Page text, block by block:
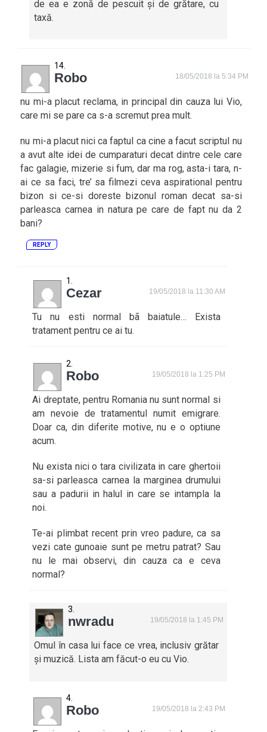
de ea e zonă de pescuit și de grătare, cu
taxă.
Robo 18/05/2018 la 5:34 PM
nu mi-a placut reclama, in principal din cauza lui Vio,
care mi se pare ca s-a scremut prea mult.
nu mi-a placut nici ca faptul ca cine a facut scriptul nu
a avut alte idei de cumparaturi decat dintre cele care
fac galagie, mizerie si fum, dar ma rog, asta-i tara, n-
ai ce sa faci, tre’ sa filmezi ceva aspirational pentru
bizon si ce-si doreste bizonul roman decat sa-si
parleasca carnea in natura pe care de fapt nu da 2
bani?
REPLY
Cezar 19/05/2018 la 11:30 AM
Tu nu esti normal bã baiatule… Exista
tratament pentru ce ai tu.
Robo 19/05/2018 la 1:25 PM
Ai dreptate, pentru Romania nu sunt normal si
am nevoie de tratamentul numit emigrare.
Doar ca, din diferite motive, nu e o optiune
acum.
Nu exista nici o tara civilizata in care ghertoii
sa-si parleasca carnea la marginea drumului
sau a padurii in halul in care se intampla la
noi.
Te-ai plimbat recent prin vreo padure, ca sa
vezi cate gunoaie sunt pe metru patrat? Sau
nu le mai observi, din cauza ca e ceva
normal?
nwradu 19/05/2018 la 1:45 PM
Omul în casa lui face ce vrea, inclusiv grătar
și muzică. Lista am făcut-o eu cu Vio.
Robo 19/05/2018 la 2:43 PM